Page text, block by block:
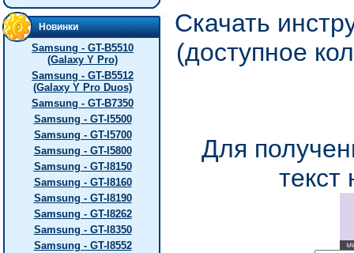
Новинки
Samsung - GT-B5510
(Galaxy Y Pro)
Samsung - GT-B5512
(Galaxy Y Pro Duos)
Samsung - GT-B7350
Samsung - GT-I5500
Samsung - GT-I5700
Samsung - GT-I5800
Samsung - GT-I8150
Samsung - GT-I8160
Samsung - GT-I8190
Samsung - GT-I8262
Samsung - GT-I8350
Samsung - GT-I8552
Скачать
(доступное
Для
текст